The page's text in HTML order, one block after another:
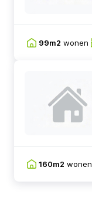
99m2 wonen
160m2 wonen